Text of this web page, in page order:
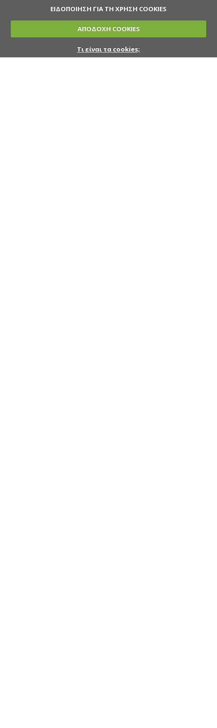
ΕΙΔΟΠΟΙΗΣΗ ΓΙΑ ΤΗ ΧΡΗΣΗ COOKIES
ΑΠΟΔΟΧΗ COOKIES
Τι είναι τα cookies;